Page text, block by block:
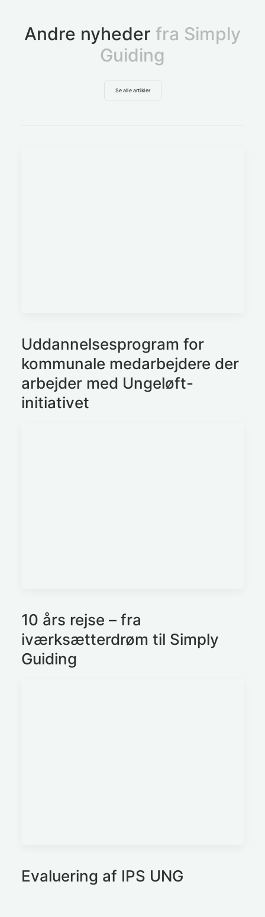
Andre nyheder fra Simply
Guiding
Se alle artikler
Uddannelsesprogram for
kommunale medarbejdere der
arbejder med Ungeløft-
initiativet
10 års rejse – fra
iværksætterdrøm til Simply
Guiding
Evaluering af IPS UNG